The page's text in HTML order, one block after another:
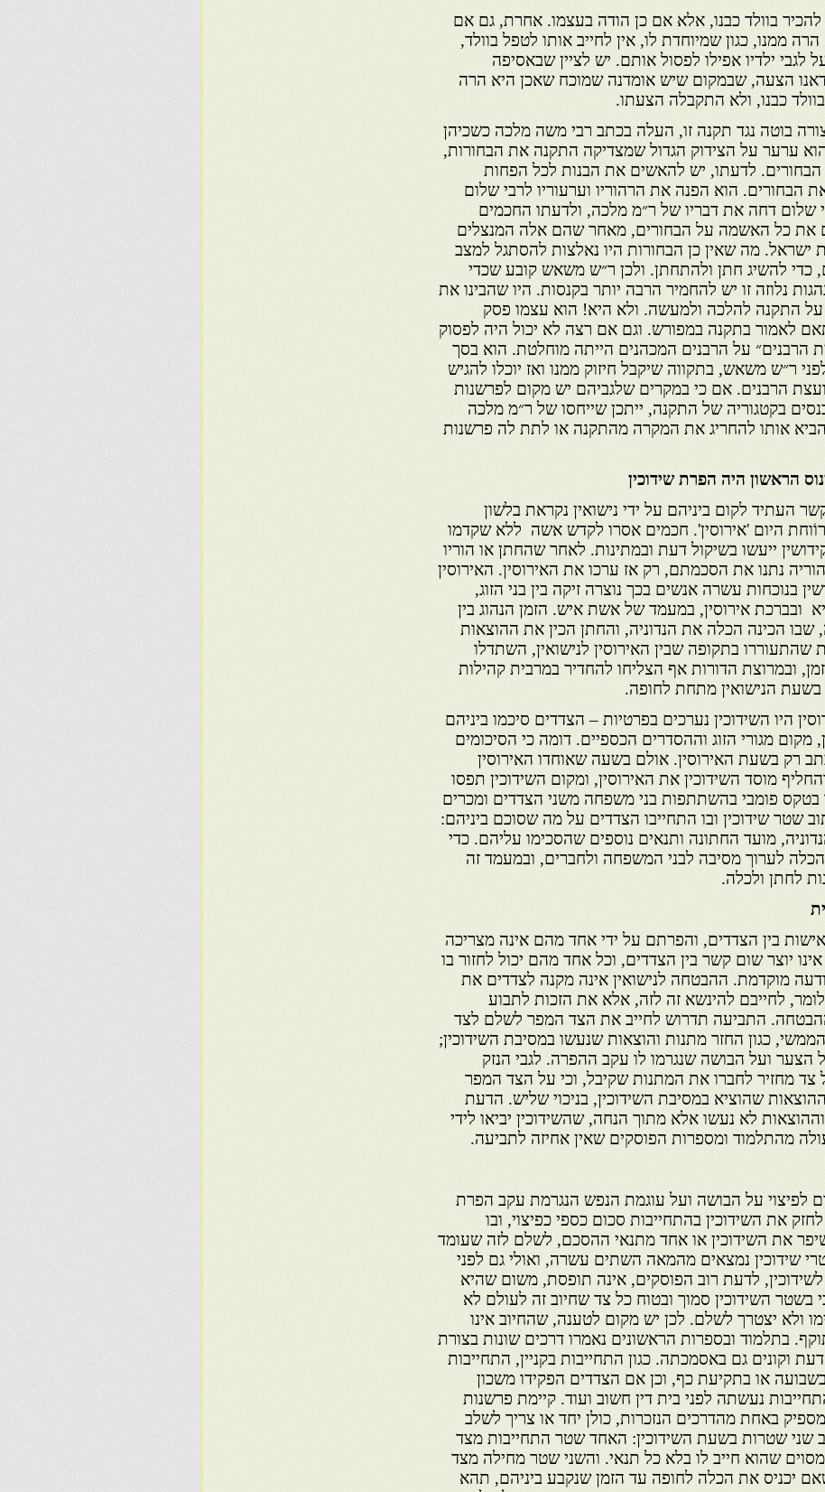
להכיר בוולד כבנו, אלא אם כן הודה בעצמו. אחרת, גם אם
ממנו, כגון שמיוחדת לו, אין לחייב אותו לטפל בוולד,
ילדיו אפילו לפסול אותם. יש לציין שבאסיפה
הצעה, שבמקום שיש אומדנה שמוכח שאכן היא הרה
כבנו, ולא התקבלה הצעתו.
בוטה נגד תקנה זו, העלה בכתב רבי משה מלכה כשכיהן
הוא ערער על הצידוק הגדול שמצדיקה התקנה את הבחורות,
לדעתו, יש להאשים את הבנות לכל הפחות
הוא הפנה את הרהוריו וערעוריו לרבי שלום
שלום דחה את דבריו של ר״מ מלכה, ולדעתו החכמים
את כל האשמה על הבחורים, מאחר שהם אלה המנצלים
מה שאין כן הבחורות היו נאלצות להסתגל למצב
כדי להשיג חתן ולהתחתן. ולכן ר״ש משאש קובע שכדי
נלוזה זו יש להחמיר הרבה יותר בקנסות. היו שהבינו את
על התקנה להלכה ולמעשה. ולא היא! הוא עצמו פסק
לאמור בתקנה במפורש. וגם אם רצה לא יכול היה לפסוק
הרבנים״ על הרבנים המכהנים הייתה מוחלטת. הוא בסך
ר״ש משאש, בתקווה שיקבל חיזוק ממנו ואז יוכלו להגיש
הרבנים. אם כי במקרים שלגביהם יש מקום לפרשנות
בקטגוריה של התקנה, ייתכן שייחסו של ר״מ מלכה
אותו להחריג את המקרה מהתקנה או לתת לה פרשנות
הראשון היה הפרת שידוכין
העתיד לקום ביניהם על ידי נישואין נקראת בלשון
היום 'אירוסין'. חכמים אסרו לקדש אשה ללא שקדמו
ייעשו בשיקול דעת ובמתינות. לאחר שהחתן או הוריו
נתנו את הסכמתם, רק אז ערכו את האירוסין. האירוסין
בנוכחות עשרה אנשים בכך נוצרה זיקה בין בני הזוג,
ובברכת אירוסין, במעמד של אשת איש. הזמן הנהוג בין
שבו הכינה הכלה את הנדוניה, והחתן הכין את ההוצאות
שהתעוררו בתקופה שבין האירוסין לנישואין, השתדלו
ובמרוצת הדורות אף הצליחו להחדיר במרבית קהילות
הנישואין מתחת לחופה.
היו השידוכין נערכים בפרטיות – הצדדים סיכמו ביניהם
מקום מגורי הזוג וההסדרים הכספיים. דומה כי הסיכומים
רק בשעת האירוסין. אולם בשעה שאוחדו האירוסין
מוסד השידוכין את האירוסין, ומקום השידוכין תפסו
בטקס פומבי בהשתתפות בני משפחה משני הצדדים ומכרים
שטר שידוכין ובו התחייבו הצדדים על מה שסוכם ביניהם:
מועד החתונה ותנאים נוספים שהסכימו עליהם. כדי
לערוך מסיבה לבני המשפחה ולחברים, ובמעמד זה
לחתן ולכלה.
אישות בין הצדדים, והפרתם על ידי אחד מהם אינה מצריכה
יוצר שום קשר בין הצדדים, וכל אחד מהם יכול לחזור בו
מוקדמת. ההבטחה לנישואין אינה מקנה לצדדים את
לחייבם להינשא זה לזה, אלא את הזכות לתבוע
התביעה תדרוש לחייב את הצד המפר לשלם לצד
כגון החזר מתנות והוצאות שנעשו במסיבת השידוכין;
הצער ועל הבושה שנגרמו לו עקב ההפרה. לגבי הנזק
מחזיר לחברו את המתנות שקיבל, וכי על הצד המפר
שהוציא במסיבת השידוכין, בניכוי שליש. הדעת
לא נעשו אלא מתוך הנחה, שהשידוכין יביאו לידי
מהתלמוד ומספרות הפוסקים שאין אחיזה לתביעה.
לפיצוי על הבושה ועל עוגמת הנפש הנגרמת עקב הפרת
את השידוכין בהתחייבות סכום כספי כפיצוי, ובו
את השידוכין או אחד מתנאי ההסכם, לשלם לזה שעומד
שידוכין נמצאים מהמאה השתים עשרה, ואולי גם לפני
לדעת רוב הפוסקים, אינה תופסת, משום שהיא
בשטר השידוכין סמוך ובטוח כל צד שחיוב זה לעולם לא
ולא יצטרך לשלם. לכן יש מקום לטענה, שהחיוב אינו
בתלמוד ובספרות הראשונים נאמרו דרכים שונות בצורת
וקונים גם באסמכתה. כגון התחייבות בקניין, התחייבות
בשבועה או בתקיעת כף, וכן אם הצדדים הפקידו משכון
נעשתה לפני בית דין חשוב ועוד. קיימת פרשנות
באחת מהדרכים הנזכרות, כולן יחד או צריך לשלב
שני שטרות בשעת השידוכין: האחד שטר התחייבות מצד
שהוא חייב לו בלא כל תנאי. והשני שטר מחילה מצד
יכניס את הכלה לחופה עד הזמן שנקבע ביניהם, תהא